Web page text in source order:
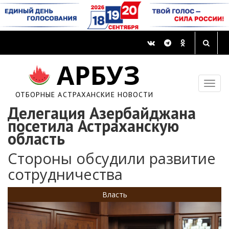
АРБУЗ
ОТБОРНЫЕ АСТРАХАНСКИЕ НОВОСТИ
Делегация Азербайджана
посетила Астраханскую
область
Стороны обсудили развитие
сотрудничества
Власть